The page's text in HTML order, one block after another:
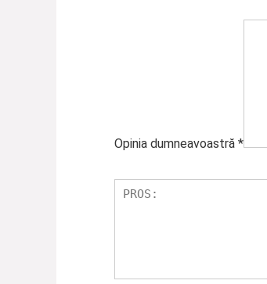
Opinia dumneavoastră *